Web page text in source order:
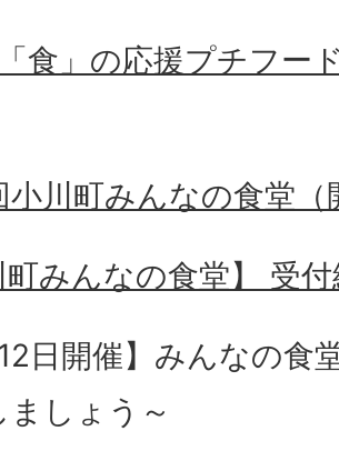
食」の応援プチフー
小川町みんなの食堂（
町みんなの食堂】 受
12日開催】みんなの食
しょう～